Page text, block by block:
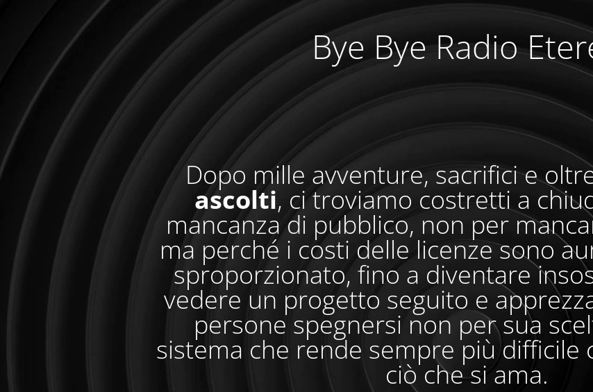
Bye Bye Radio
Dopo mille avventure, sacrifici e
ascolti, ci troviamo costretti a
mancanza di pubblico, non per
ma perché i costi delle licenze sono
sproporzionato, fino a diventare
vedere un progetto seguito e
persone spegnersi non per sua
sistema che rende sempre più difficile
ciò che si ama.